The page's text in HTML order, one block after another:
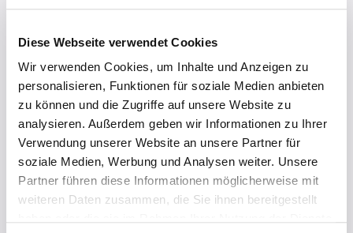
Diese Webseite verwendet Cookies
Wir verwenden Cookies, um Inhalte und Anzeigen zu
personalisieren, Funktionen für soziale Medien anbieten
zu können und die Zugriffe auf unsere Website zu
analysieren. Außerdem geben wir Informationen zu Ihrer
Verwendung unserer Website an unsere Partner für
soziale Medien, Werbung und Analysen weiter. Unsere
Partner führen diese Informationen möglicherweise mit
weiteren Daten zusammen, die Sie ihnen bereitgestellt